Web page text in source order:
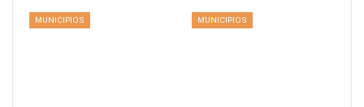
MUNICIPIOS MUNICIPIOS